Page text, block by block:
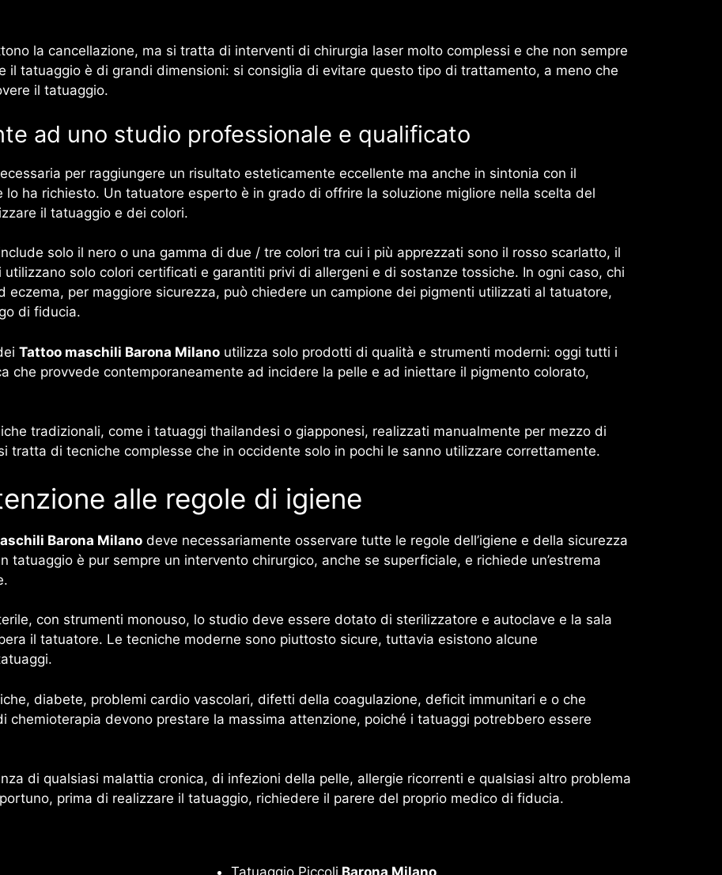
la cancellazione, ma si tratta di interventi di chirurgia laser molto complessi e che non sempre
tatuaggio è di grandi dimensioni: si consiglia di evitare questo tipo di trattamento, a meno che
il tatuaggio.
ad uno studio professionale e qualificato
per raggiungere un risultato esteticamente eccellente ma anche in sintonia con il
ha richiesto. Un tatuatore esperto è in grado di offrire la soluzione migliore nella scelta del
il tatuaggio e dei colori.
solo il nero o una gamma di due / tre colori tra cui i più apprezzati sono il rosso scarlatto, il
solo colori certificati e garantiti privi di allergeni e di sostanze tossiche. In ogni caso, chi
per maggiore sicurezza, può chiedere un campione dei pigmenti utilizzati al tatuatore,
di fiducia.
Tattoo maschili Barona Milano utilizza solo prodotti di qualità e strumenti moderni: oggi tutti i
che provvede contemporaneamente ad incidere la pelle e ad iniettare il pigmento colorato,
tradizionali, come i tatuaggi thailandesi o giapponesi, realizzati manualmente per mezzo di
tratta di tecniche complesse che in occidente solo in pochi le sanno utilizzare correttamente.
alle regole di igiene
Barona Milano deve necessariamente osservare tutte le regole dell’igiene e della sicurezza
tatuaggio è pur sempre un intervento chirurgico, anche se superficiale, e richiede un’estrema
con strumenti monouso, lo studio deve essere dotato di sterilizzatore e autoclave e la sala
il tatuatore. Le tecniche moderne sono piuttosto sicure, tuttavia esistono alcune
diabete, problemi cardio vascolari, difetti della coagulazione, deficit immunitari e o che
chemioterapia devono prestare la massima attenzione, poiché i tatuaggi potrebbero essere
di qualsiasi malattia cronica, di infezioni della pelle, allergie ricorrenti e qualsiasi altro problema
prima di realizzare il tatuaggio, richiedere il parere del proprio medico di fiducia.
Tatuaggio Piccoli Barona Milano